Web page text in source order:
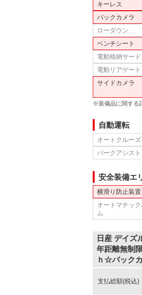
キーレス
バックカメラ
ローダウン
ベンチシート
電動格納サード
電動リアゲート
サイドカメラ
※装備品に関する
自動運転
オートクルー
パークアシスト
安全装備エ
横滑り防止装置
オートマチッ
ム
日産 デイ
年距離無制
ｈ☆バック
支払総額(税込)